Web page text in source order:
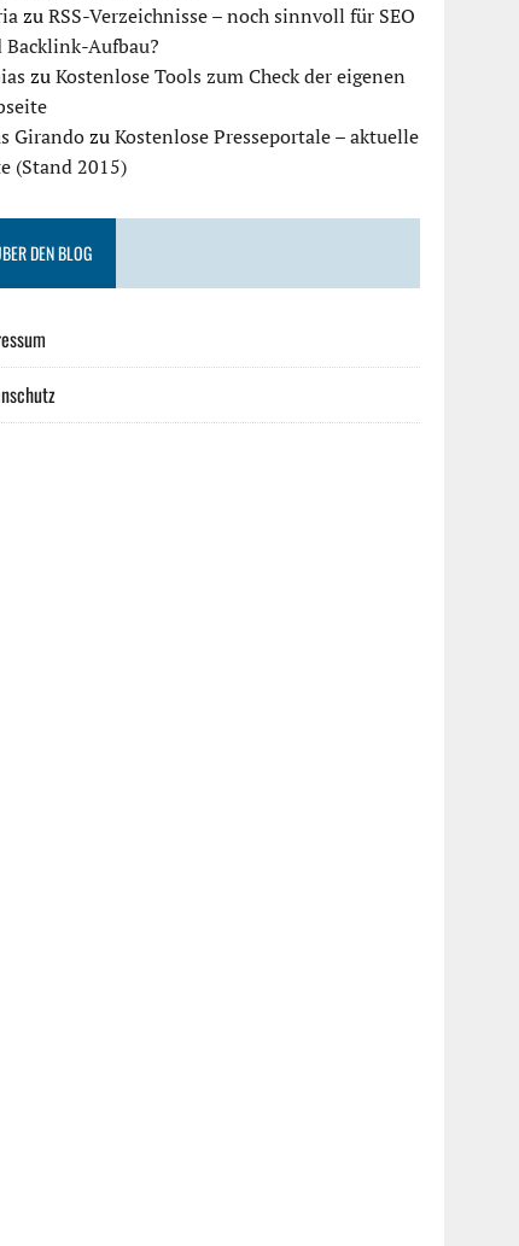
zuRSS-Verzeichnisse – noch sinnvoll für SEO
Backlink-Aufbau?
zuKostenlose Tools zum Check der eigenen
GirandozuKostenlose Presseportale – aktuelle
(Stand 2015)
DEN BLOG